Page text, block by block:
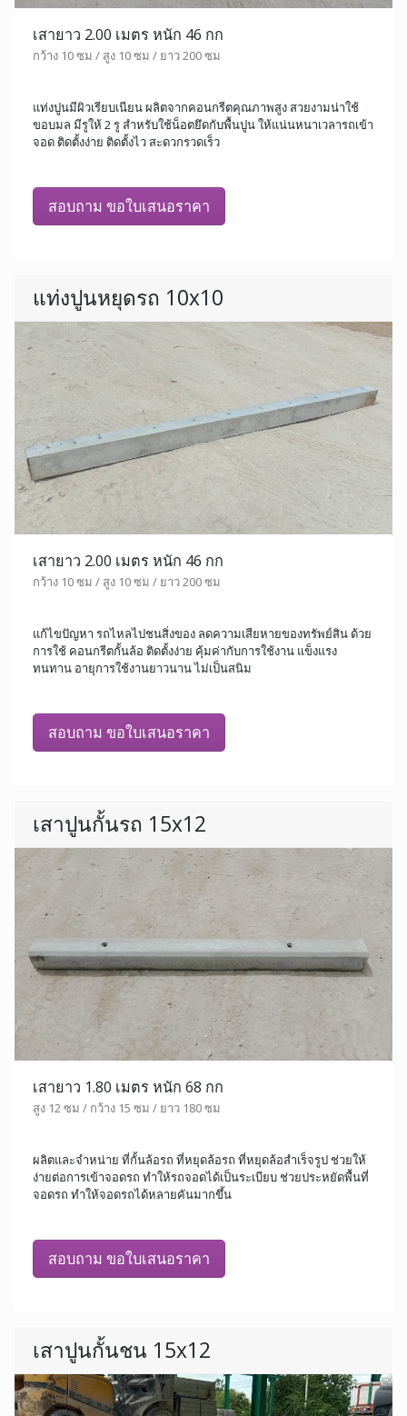
เสายาว 2.00 เมตร หนัก 46 กก
กว้าง 10 ซม / สูง 10 ซม / ยาว 200 ซม
แท่งปูนมีผิวเรียบเนียน ผลิตจากคอนกรีตคุณภาพสูง สวยงามน่าใช้
ขอบมล มีรูให้ 2 รู สำหรับใช้น็อตยึดกับพื้นปูน ให้แน่นหนาเวลารถเข้า
จอด ติดตั้งง่าย ติดตั้งไว สะดวกรวดเร็ว
สอบถาม ขอใบเสนอราคา
แท่งปูนหยุดรถ 10x10
เสายาว 2.00 เมตร หนัก 46 กก
กว้าง 10 ซม / สูง 10 ซม / ยาว 200 ซม
แก้ไขปัญหา รถไหลไปชนสิ่งของ ลดความเสียหายของทรัพย์สิน ด้วย
การใช้ คอนกรีตกั้นล้อ ติดตั้งง่าย คุ้มค่ากับการใช้งาน แข็งแรง
ทนทาน อายุการใช้งานยาวนาน ไม่เป็นสนิม
สอบถาม ขอใบเสนอราคา
เสาปูนกั้นรถ 15x12
เสายาว 1.80 เมตร หนัก 68 กก
สูง 12 ซม / กว้าง 15 ซม / ยาว 180 ซม
ผลิตและจำหน่าย ที่กั้นล้อรถ ที่หยุดล้อรถ ที่หยุดล้อสำเร็จรูป ช่วยให้
ง่ายต่อการเข้าจอดรถ ทำให้รถจอดได้เป็นระเบียบ ช่วยประหยัดพื้นที่
จอดรถ ทำให้จอดรถได้หลายคันมากขึ้น
สอบถาม ขอใบเสนอราคา
เสาปูนกั้นชน 15x12